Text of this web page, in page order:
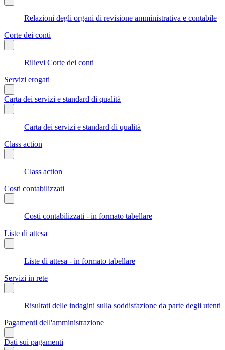
Relazioni degli organi di revisione amministrativa e contabile
Corte dei conti
Rilievi Corte dei conti
Servizi erogati
Carta dei servizi e standard di qualità
Carta dei servizi e standard di qualità
Class action
Class action
Costi contabilizzati
Costi contabilizzati - in formato tabellare
Liste di attesa
Liste di attesa - in formato tabellare
Servizi in rete
Risultati delle indagini sulla soddisfazione da parte degli utenti
Pagamenti dell'amministrazione
Dati sui pagamenti